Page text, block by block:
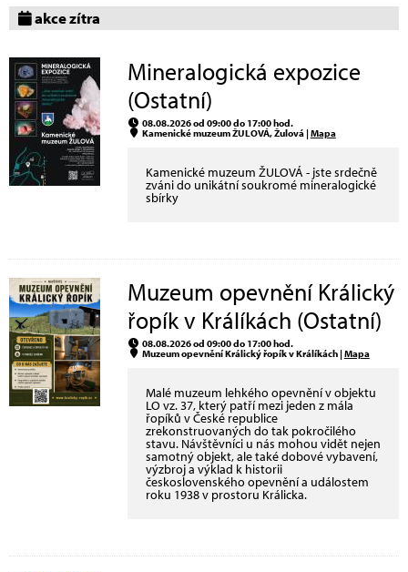
akce zítra
Mineralogická expozice
(Ostatní)
08.08.2026 od 09:00 do 17:00 hod.
Kamenické muzeum ŽULOVÁ, Žulová |Mapa
Kamenické muzeum ŽULOVÁ - jste srdečně
zváni do unikátní soukromé mineralogické
sbírky
Muzeum opevnění Králický
řopík v Králíkách (Ostatní)
08.08.2026 od 09:00 do 17:00 hod.
Muzeum opevnění Králický řopík v Králíkách |Mapa
Malé muzeum lehkého opevnění v objektu
LO vz. 37, který patří mezi jeden z mála
řopíků v České republice
zrekonstruovaných do tak pokročilého
stavu. Návštěvníci u nás mohou vidět nejen
samotný objekt, ale také dobové vybavení,
výzbroj a výklad k historii
československého opevnění a událostem
roku 1938 v prostoru Králicka.